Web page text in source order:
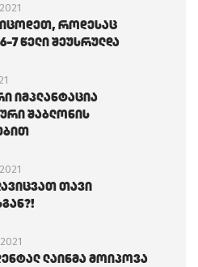
Როდესაც
7 Წელი Შეუსრულდა
Იმპლანტაცია
Შაბლონის
Თავი
Ლაინმა Მოიპოვა